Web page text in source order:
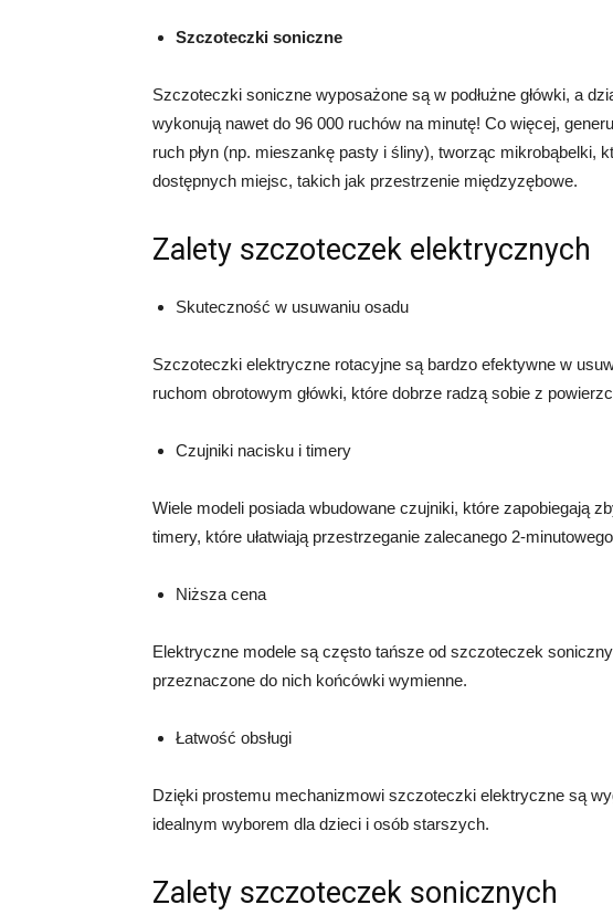
Szczoteczki soniczne
Szczoteczki soniczne wyposażone są w podłużne główki, a
wykonują nawet do 96 000 ruchów na minutę! Co więcej,
ruch płyn (np. mieszankę pasty i śliny), tworząc mikrobąbelki,
dostępnych miejsc, takich jak przestrzenie międzyzębowe.
Zalety szczoteczek elektrycznych
Skuteczność w usuwaniu osadu
Szczoteczki elektryczne rotacyjne są bardzo efektywne w
ruchom obrotowym główki, które dobrze radzą sobie z
Czujniki nacisku i timery
Wiele modeli posiada wbudowane czujniki, które zapobiegają
timery, które ułatwiają przestrzeganie zalecanego 2-
Niższa cena
Elektryczne modele są często tańsze od szczoteczek
przeznaczone do nich końcówki wymienne.
Łatwość obsługi
Dzięki prostemu mechanizmowi szczoteczki elektryczne są
idealnym wyborem dla dzieci i osób starszych.
Zalety szczoteczek sonicznych